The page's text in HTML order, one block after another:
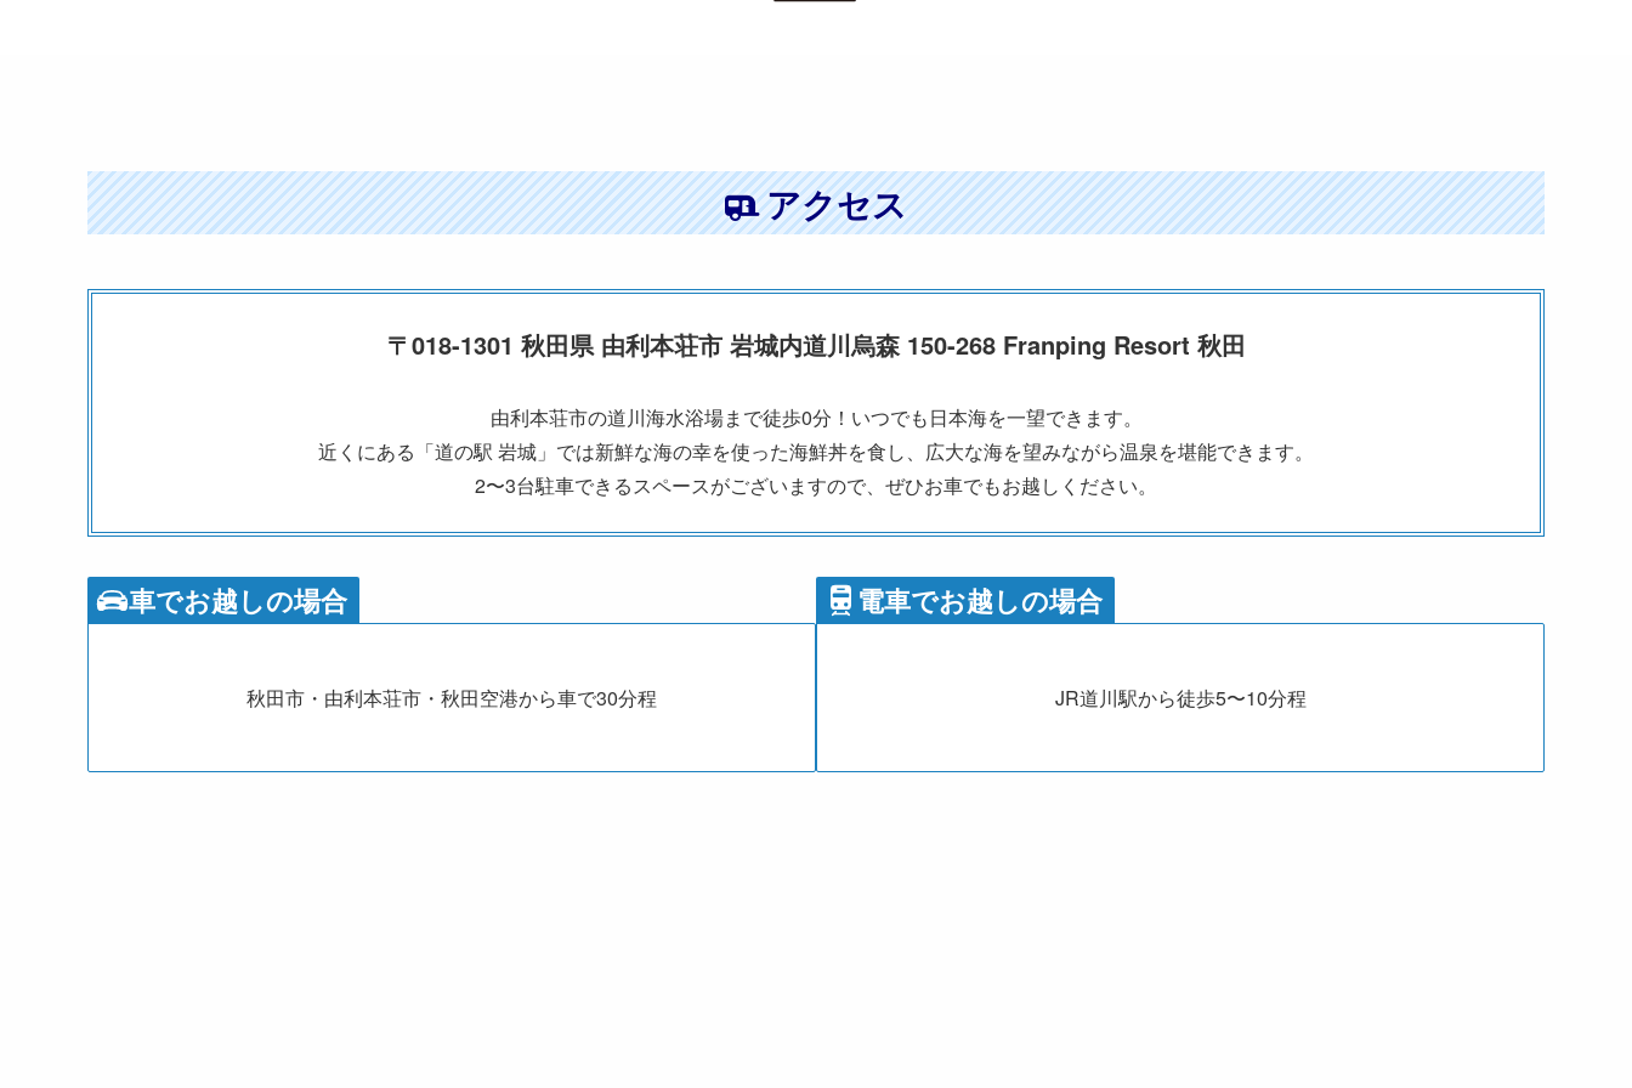
アクセス
〒018-1301 秋田県 由利本荘市 岩城内道川烏森 150-268 Franping Resort 秋田
由利本荘市の道川海水浴場まで徒歩0分！いつでも日本海を一望できます。
近くにある「道の駅 岩城」では新鮮な海の幸を使った海鮮丼を食し、広大な海を望みながら温泉を堪能できます。
2〜3台駐車できるスペースがございますので、ぜひお車でもお越しください。
車でお越しの場合
秋田市・由利本荘市・秋田空港から車で30分程
電車でお越しの場合
JR道川駅から徒歩5〜10分程